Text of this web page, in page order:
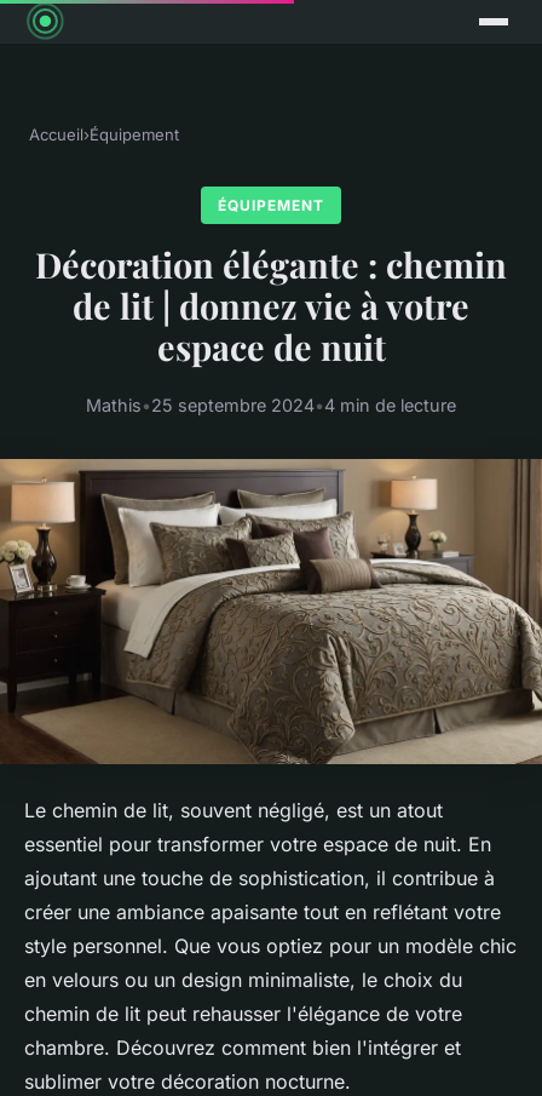
Accueil›Équipement
ÉQUIPEMENT
Décoration élégante : chemin
de lit | donnez vie à votre
espace de nuit
Mathis•25 septembre 2024•4 min de lecture
Le chemin de lit, souvent négligé, est un atout
essentiel pour transformer votre espace de nuit. En
ajoutant une touche de sophistication, il contribue à
créer une ambiance apaisante tout en reflétant votre
style personnel. Que vous optiez pour un modèle chic
en velours ou un design minimaliste, le choix du
chemin de lit peut rehausser l'élégance de votre
chambre. Découvrez comment bien l'intégrer et
sublimer votre décoration nocturne.